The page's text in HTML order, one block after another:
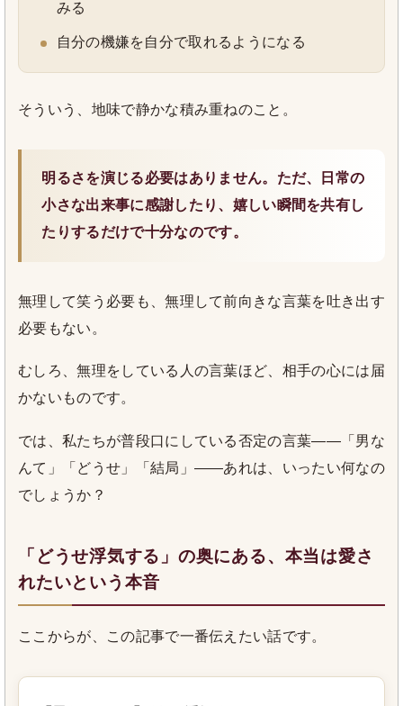
みる
自分の機嫌を自分で取れるようになる
そういう、地味で静かな積み重ねのこと。
明るさを演じる必要はありません。ただ、日常の
小さな出来事に感謝したり、嬉しい瞬間を共有し
たりするだけで十分なのです。
無理して笑う必要も、無理して前向きな言葉を吐き出す
必要もない。
むしろ、無理をしている人の言葉ほど、相手の心には届
かないものです。
では、私たちが普段口にしている否定の言葉——「男な
んて」「どうせ」「結局」——あれは、いったい何なの
でしょうか？
「どうせ浮気する」の奥にある、本当は愛さ
れたいという本音
ここからが、この記事で一番伝えたい話です。